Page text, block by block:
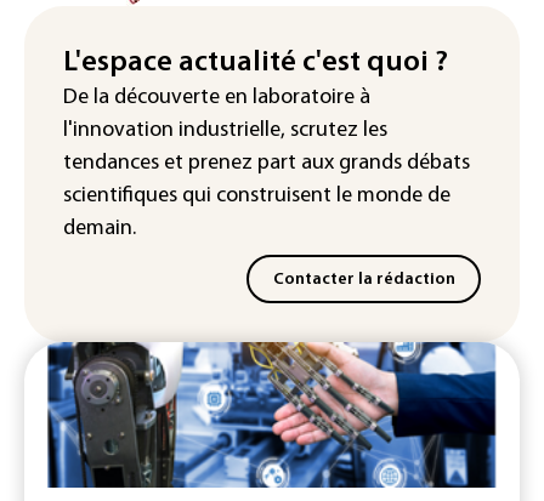
trimestre 2026, avec la hausse des prix
du pétrole
L'espace actualité c'est quoi ?
De la découverte en laboratoire à
l'innovation industrielle, scrutez les
tendances et prenez part aux grands débats
scientifiques qui construisent le monde de
demain.
Contacter la rédaction